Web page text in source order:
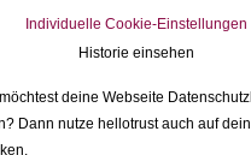
Individuelle Cookie-Einstellungen
Historie einsehen
deine Webseite
Dann nutze hellotrust auch auf
.